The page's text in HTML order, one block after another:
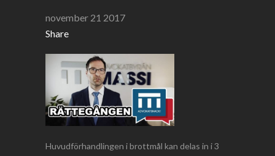
november 21 2017
Share
Huvudförhandlingen i brottmål kan delas in i 3